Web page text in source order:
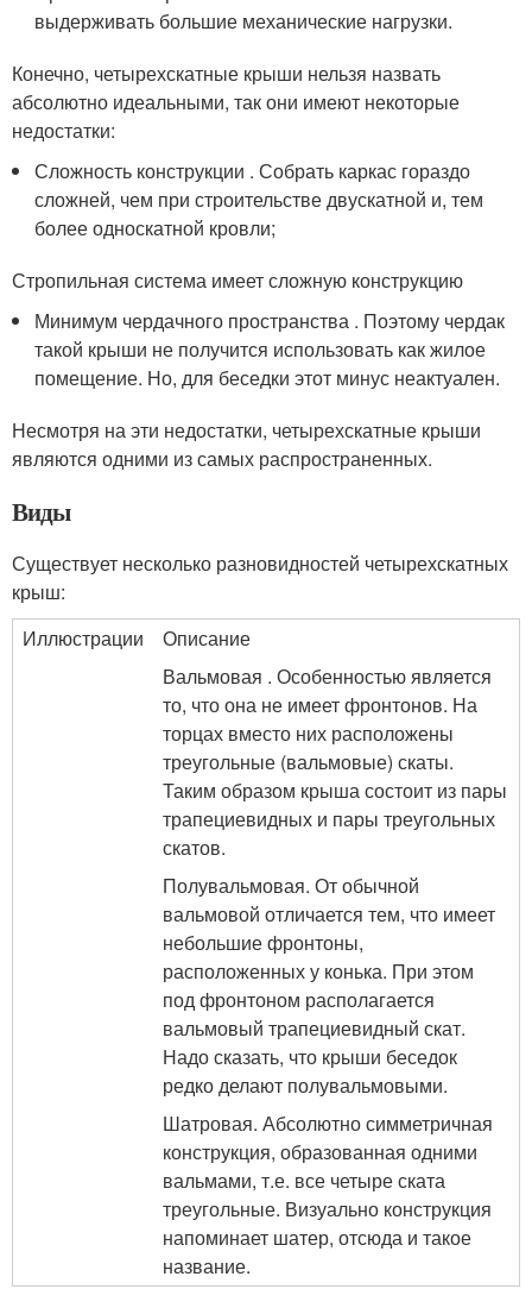
выдерживать большие механические нагрузки.
Конечно, четырехскатные крыши нельзя назвать
абсолютно идеальными, так они имеют некоторые
недостатки:
Сложность конструкции . Собрать каркас гораздо
сложней, чем при строительстве двускатной и, тем
более односкатной кровли;
Стропильная система имеет сложную конструкцию
Минимум чердачного пространства . Поэтому чердак
такой крыши не получится использовать как жилое
помещение. Но, для беседки этот минус неактуален.
Несмотря на эти недостатки, четырехскатные крыши
являются одними из самых распространенных.
Виды
Существует несколько разновидностей четырехскатных
крыш:
Иллюстрации
Описание
Вальмовая . Особенностью является
то, что она не имеет фронтонов. На
торцах вместо них расположены
треугольные (вальмовые) скаты.
Таким образом крыша состоит из пары
трапециевидных и пары треугольных
скатов.
Полувальмовая. От обычной
вальмовой отличается тем, что имеет
небольшие фронтоны,
расположенных у конька. При этом
под фронтоном располагается
вальмовый трапециевидный скат.
Надо сказать, что крыши беседок
редко делают полувальмовыми.
Шатровая. Абсолютно симметричная
конструкция, образованная одними
вальмами, т.е. все четыре ската
треугольные. Визуально конструкция
напоминает шатер, отсюда и такое
название.